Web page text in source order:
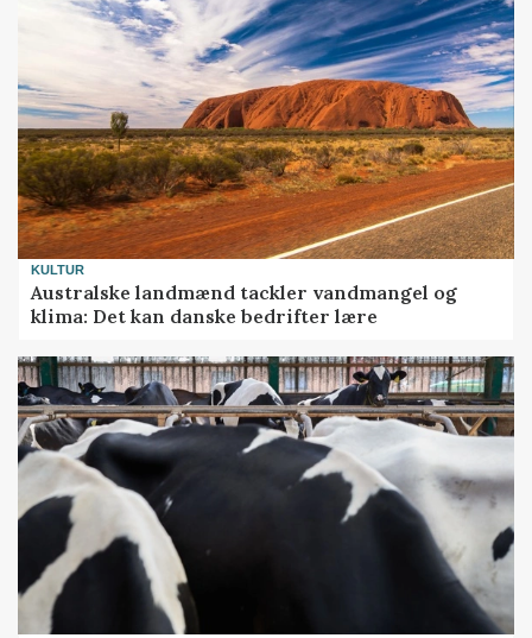
KULTUR
Australske landmænd tackler vandmangel og
klima: Det kan danske bedrifter lære